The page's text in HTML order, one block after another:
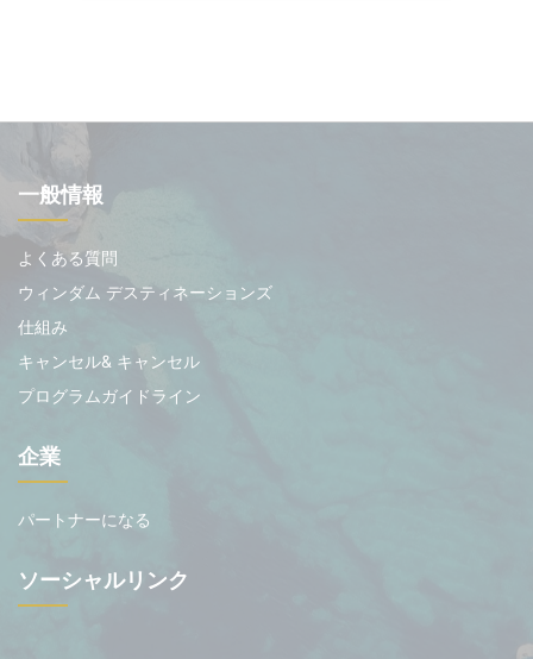
一般情報
よくある質問
ウィンダム デスティネーションズ
仕組み
キャンセル& キャンセル
プログラムガイドライン
企業
パートナーになる
ソーシャルリンク